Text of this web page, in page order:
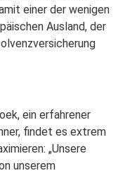
einer der wenigen
Ausland, der
ein erfahrener
findet es extrem
„Unsere
unserem